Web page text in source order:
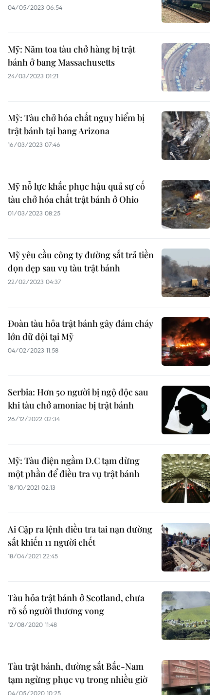
04/05/2023 06:54
Mỹ: Năm toa tàu chở hàng bị trật
bánh ở bang Massachusetts
24/03/2023 01:21
Mỹ: Tàu chở hóa chất nguy hiểm bị
trật bánh tại bang Arizona
16/03/2023 07:46
Mỹ nỗ lực khắc phục hậu quả sự cố
tàu chở hóa chất trật bánh ở Ohio
01/03/2023 08:25
Mỹ yêu cầu công ty đường sắt trả tiền
dọn dẹp sau vụ tàu trật bánh
22/02/2023 04:37
Đoàn tàu hỏa trật bánh gây đám cháy
lớn dữ dội tại Mỹ
04/02/2023 11:58
Serbia: Hơn 50 người bị ngộ độc sau
khi tàu chở amoniac bị trật bánh
26/12/2022 02:34
Mỹ: Tàu điện ngầm D.C tạm dừng
một phần để điều tra vụ trật bánh
18/10/2021 02:13
Ai Cập ra lệnh điều tra tai nạn đường
sắt khiến 11 người chết
18/04/2021 22:45
Tàu hỏa trật bánh ở Scotland, chưa
rõ số người thương vong
12/08/2020 11:48
Tàu trật bánh, đường sắt Bắc-Nam
tạm ngừng phục vụ trong nhiều giờ
04/05/2020 10:25